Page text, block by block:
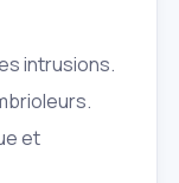
intrusions.
et